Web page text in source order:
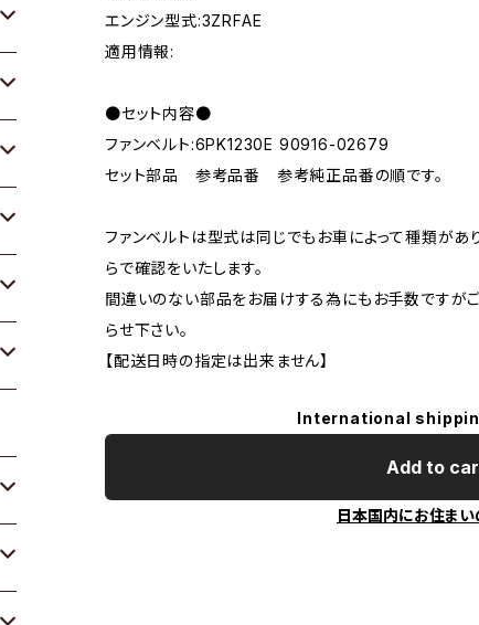
エンジン型式:3ZRFAE
適用情報:
●セット内容●
ファンベルト:6PK1230E 90916-02679
セット部品 参考品番 参考純正品番の順です。
ファンベルトは型式は同じでもお車によって種類があ
らで確認をいたします。
間違いのない部品をお届けする為にもお手数です
らせ下さい。
【配送日時の指定は出来ません】
International
Add to
日本国内にお住まい